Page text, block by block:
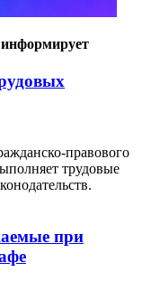
правового
трудовые
при